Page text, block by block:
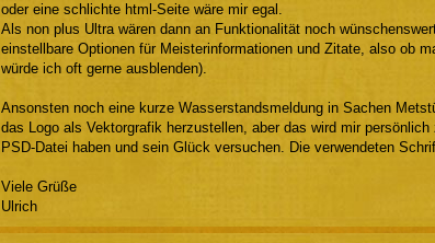
oder eine schlichte html-Seite wäre mir egal.
Als non plus Ultra wären dann an Funktionalität noch
einstellbare Optionen für Meisterinformationen und Zitate, also ob
würde ich oft gerne ausblenden).
Ansonsten noch eine kurze Wasserstandsmeldung in Sachen
das Logo als Vektorgrafik herzustellen, aber das wird mir
PSD-Datei haben und sein Glück versuchen. Die verwendeten
Viele Grüße
Ulrich